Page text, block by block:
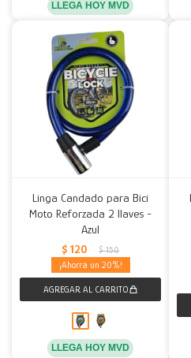
LLEGA HOY MVD
Linga Candado para Bici
Moto Reforzada 2 llaves -
Azul
$ 120 $ 150
20
LLEGA HOY MVD